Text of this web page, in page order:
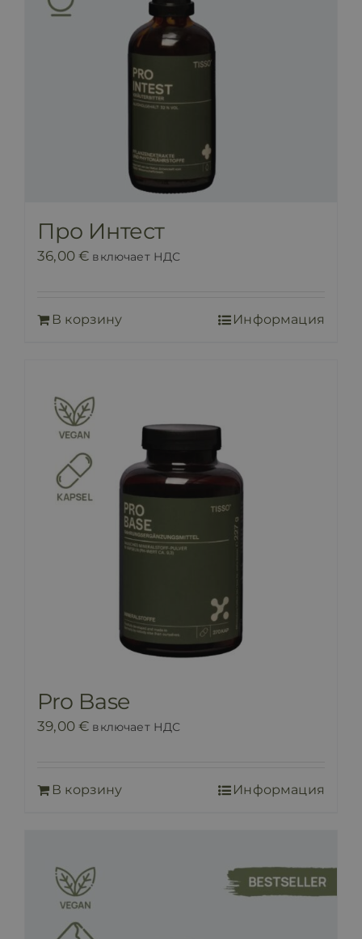
Про Интест
36,00€ включает НДС
В корзину Информация
Pro Base
39,00€ включает НДС
В корзину Информация